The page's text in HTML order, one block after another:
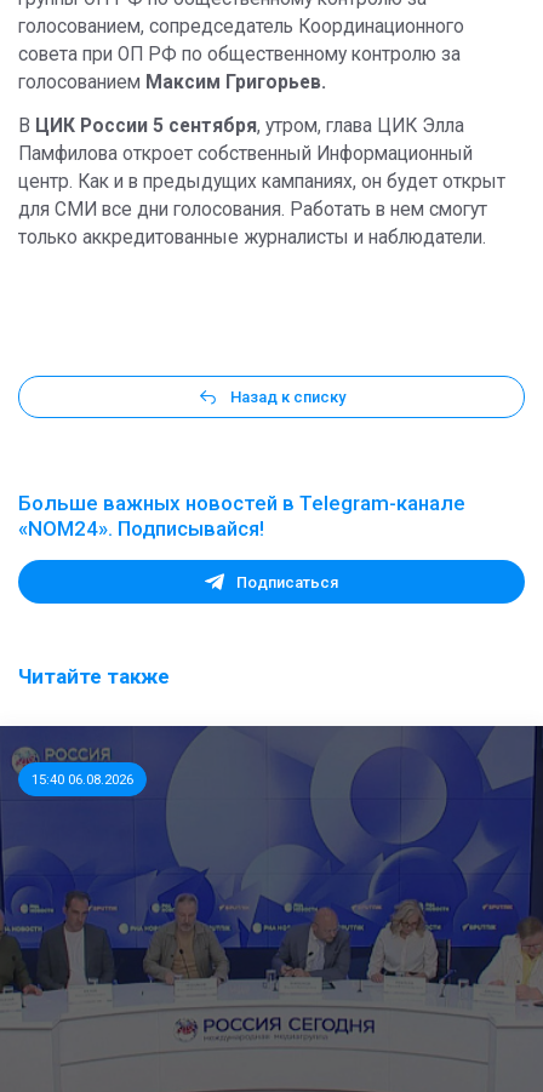
голосованием, сопредседатель Координационного
совета при ОП РФ по общественному контролю за
голосованием Максим Григорьев.
В ЦИК России 5 сентября, утром, глава ЦИК Элла
Памфилова откроет собственный Информационный
центр. Как и в предыдущих кампаниях, он будет открыт
для СМИ все дни голосования. Работать в нем смогут
только аккредитованные журналисты и наблюдатели.
Назад к списку
Больше важных новостей в Telegram-канале
«NOM24». Подписывайся!
Подписаться
Читайте также
15:40 06.08.2026